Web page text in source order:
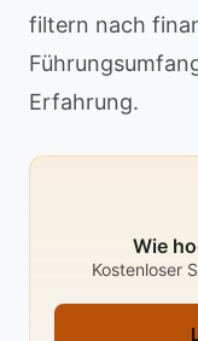
filtern nach
Erfahrung.
Wie
Kostenloser